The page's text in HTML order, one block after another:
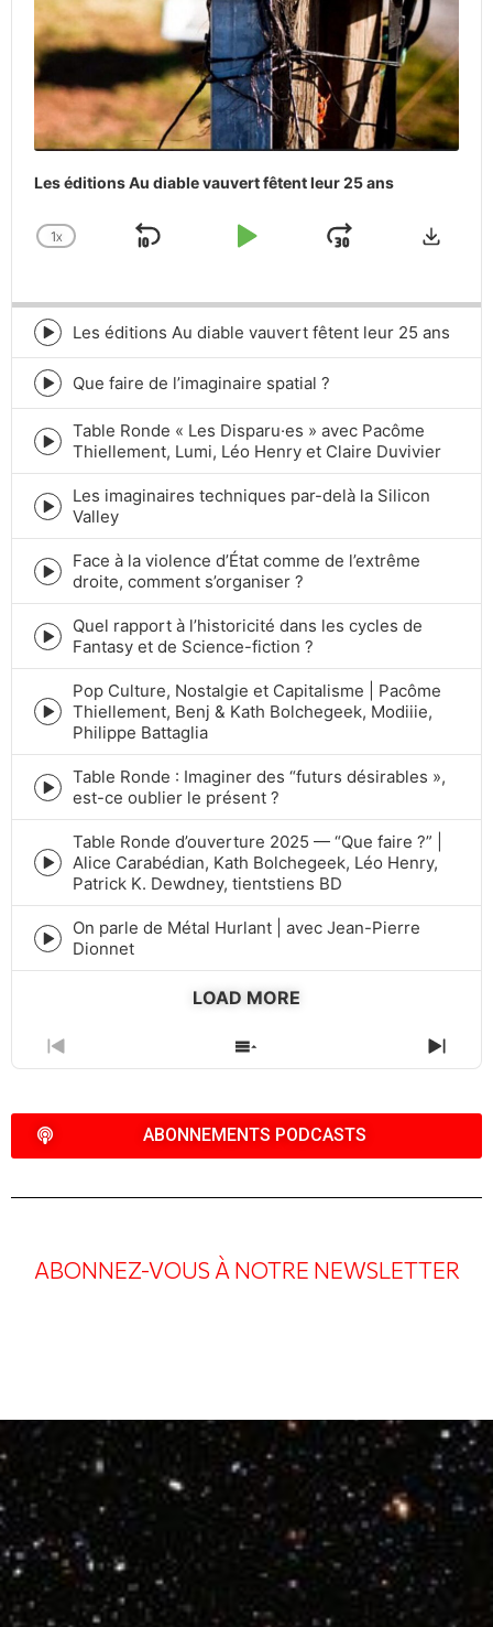
Les éditions Au diable vauvert fêtent leur 25 ans
CHANGE
1X
SKIP
PLAY
JUMP
Episode
play
icon
Les éditions Au diable vauvert fêtent leur 25 ans
Episode
play
icon
Que faire de l’imaginaire spatial ?
Episode
play
icon
Table Ronde « Les Disparu·es » avec Pacôme
Thiellement, Lumi, Léo Henry et Claire Duvivier
Episode
play
icon
Les imaginaires techniques par-delà la Silicon
Valley
Episode
play
icon
Face à la violence d’État comme de l’extrême
droite, comment s’organiser ?
Episode
play
icon
Quel rapport à l’historicité dans les cycles de
Fantasy et de Science-fiction ?
Episode
play
Pop Culture, Nostalgie et Capitalisme | Pacôme
Thiellement, Benj & Kath Bolchegeek, Modiiie,
Philippe Battaglia
Episode
play
icon
Table Ronde : Imaginer des “futurs désirables »,
est-ce oublier le présent ?
Episode
play
Table Ronde d’ouverture 2025 — “Que faire ?” |
Alice Carabédian, Kath Bolchegeek, Léo Henry,
Patrick K. Dewdney, tientstiens BD
Episode
play
On parle de Métal Hurlant | avec Jean-Pierre
Dionnet
LOAD MORE
PREVIOUS
EPISODE
SHOW
EPISODES
NEXT
ABONNEMENTS PODCASTS
ABONNEZ-VOUS À NOTRE NEWSLETTER